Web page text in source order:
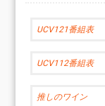
UCV121番組表
UCV112番組表
推しのワイン